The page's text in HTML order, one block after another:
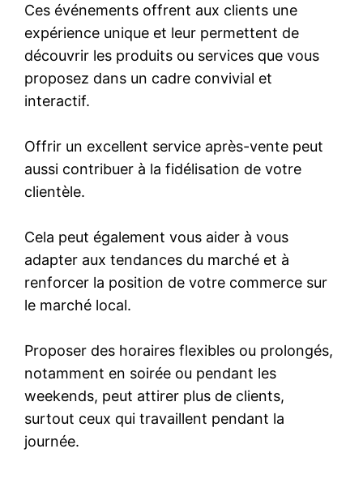
Ces événements offrent aux clients une
expérience unique et leur permettent de
découvrir les produits ou services que vous
proposez dans un cadre convivial et
interactif.
Offrir un excellent service après-vente peut
aussi contribuer à la fidélisation de votre
clientèle.
Cela peut également vous aider à vous
adapter aux tendances du marché et à
renforcer la position de votre commerce sur
le marché local.
Proposer des horaires flexibles ou prolongés,
notamment en soirée ou pendant les
weekends, peut attirer plus de clients,
surtout ceux qui travaillent pendant la
journée.